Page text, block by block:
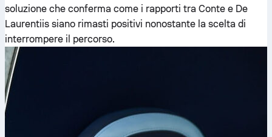
soluzione che conferma come i rapporti tra Conte e De
Laurentiis siano rimasti positivi nonostante la scelta di
interrompere il percorso.